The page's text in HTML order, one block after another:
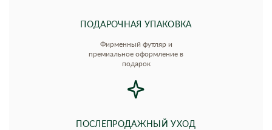
ПОДАРОЧНАЯ УПАКОВКА
Фирменный футляр и
премиальное оформление в
подарок
ПОСЛЕПРОДАЖНЫЙ УХОД